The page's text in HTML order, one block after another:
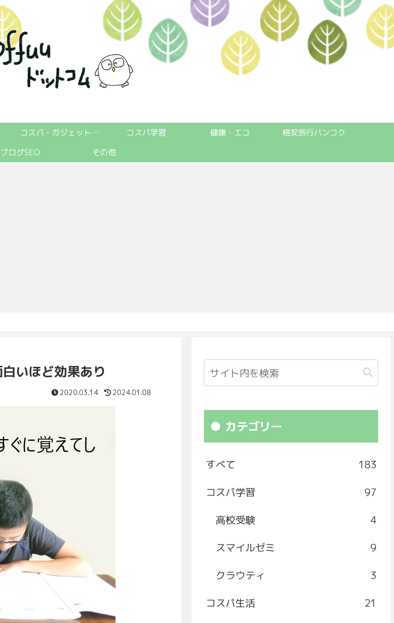
コスパ・ガジェット関係 コスパ学習 健康・エコ
格安旅行バンコク
ブログSEO
その他
いほど効果あり
2020.03.14 2024.01.08
カテゴリー
すべて
183
コスパ学習
97
高校受験
4
スマイルゼミ
9
クラウティ
3
コスパ生活
21